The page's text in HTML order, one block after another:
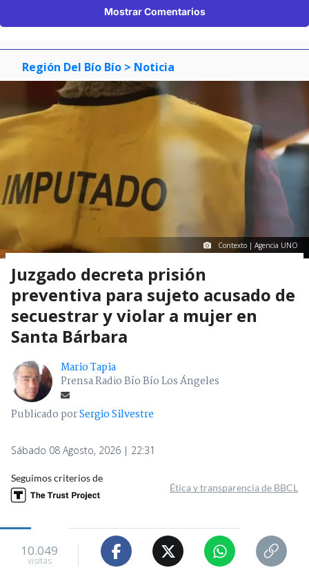
Mostrar Comentarios
Región Del Bío Bío > Noticia
Contexto | Agencia UNO
Juzgado decreta prisión
preventiva para sujeto acusado de
secuestrar y violar a mujer en
Santa Bárbara
Mario Tapia
Prensa Radio Bío Bío Los Ángeles
Publicado porSergio Silvestre
Sábado 08 Agosto, 2026 | 22:31
Seguimos criterios de
Ética y transparencia de BBCL
10.049
visitas